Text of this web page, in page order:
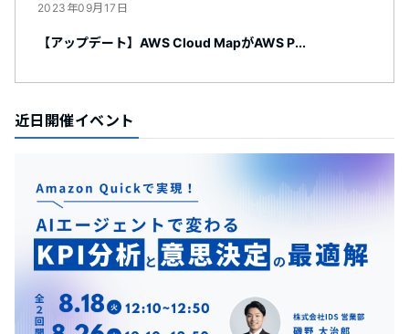
2023年09月17日
【アップデート】AWS Cloud MapがAWS P...
近日開催イベント